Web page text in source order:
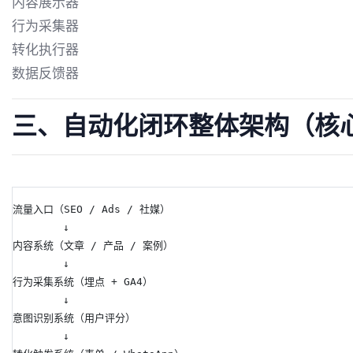
内容展示器
行为采集器
转化执行器
数据反馈器
三、自动化闭环整体架构（核
流量入口（SEO / Ads / 社媒）
↓
内容系统（文章 / 产品 / 案例）
↓
行为采集系统（埋点 + GA4）
↓
意图识别系统（用户评分）
↓